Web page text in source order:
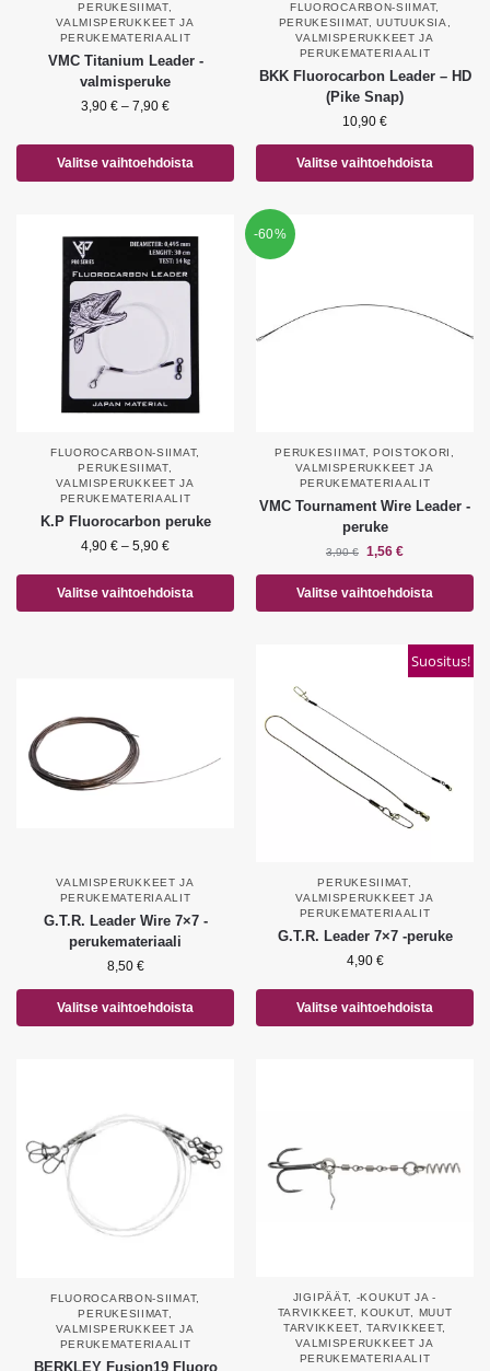
PERUKESIIMAT,
VALMISPERUKKEET JA
PERUKEMATERIAALIT
VMC Titanium Leader -
valmisperuke
3,90 € – 7,90 €
Valitse vaihtoehdoista
FLUOROCARBON-SIIMAT,
PERUKESIIMAT,UUTUUKSIA
VALMISPERUKKEET JA
PERUKEMATERIAALIT
BKK Fluorocarbon Leader – HD
(Pike Snap)
10,90 €
Valitse vaihtoehdoista
FLUOROCARBON-SIIMAT,
PERUKESIIMAT,
VALMISPERUKKEET JA
PERUKEMATERIAALIT
K.P Fluorocarbon peruke
4,90 € – 5,90 €
Valitse vaihtoehdoista
-60%
PERUKESIIMAT,POISTOKORI
VALMISPERUKKEET JA
PERUKEMATERIAALIT
VMC Tournament Wire Leader -
peruke
3,90€ 1,56 €
Valitse vaihtoehdoista
VALMISPERUKKEET JA
PERUKEMATERIAALIT
G.T.R. Leader Wire 7×7 -
perukemateriaali
8,50 €
Valitse vaihtoehdoista
Suositus!
PERUKESIIMAT,
VALMISPERUKKEET JA
PERUKEMATERIAALIT
G.T.R. Leader 7×7 -peruke
4,90 €
Valitse vaihtoehdoista
FLUOROCARBON-SIIMAT,
PERUKESIIMAT,
VALMISPERUKKEET JA
PERUKEMATERIAALIT
BERKLEY Fusion19 Fluoro
JIGIPÄÄT, -KOUKUT JA -
TARVIKKEET, KOUKUT
MUUT
TARVIKKEET,TARVIKKEET,
VALMISPERUKKEET JA
PERUKEMATERIAALIT